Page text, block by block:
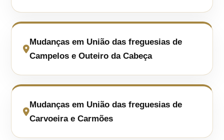
Mudanças em União das freguesias de
Campelos e Outeiro da Cabeça
Mudanças em União das freguesias de
Carvoeira e Carmões